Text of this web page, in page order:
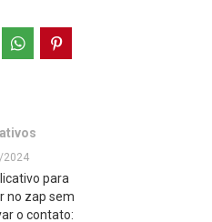
2024
para
no zap sem
o contato: